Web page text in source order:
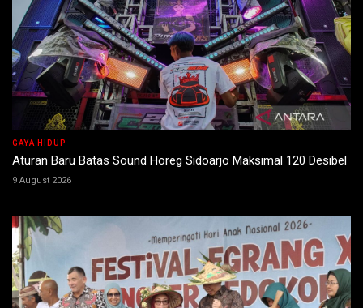
GAYA HIDUP
Aturan Baru Batas Sound Horeg Sidoarjo Maksimal 120 Desibel
9 August 2026